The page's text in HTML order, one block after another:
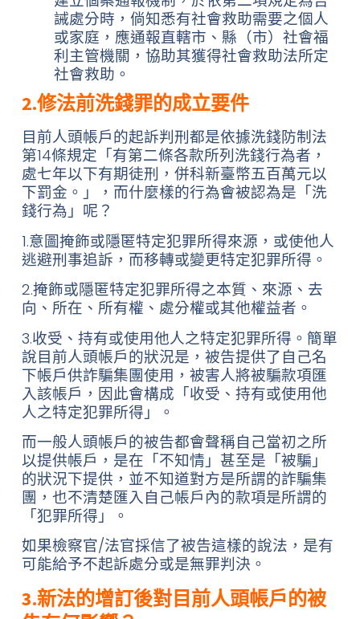
誡處分時，倘知悉有社會救助需要之個人
或家庭，應通報直轄市、縣（市）社會福
利主管機關，協助其獲得社會救助法所定
社會救助。
2.修法前洗錢罪的成立要件
目前人頭帳戶的起訴判刑都是依據洗錢防制法
第14條規定「有第二條各款所列洗錢行為者，
處七年以下有期徒刑，併科新臺幣五百萬元以
下罰金。」，而什麼樣的行為會被認為是「洗
錢行為」呢？
1.意圖掩飾或隱匿特定犯罪所得來源，或使他人
逃避刑事追訴，而移轉或變更特定犯罪所得。
2.掩飾或隱匿特定犯罪所得之本質、來源、去
向、所在、所有權、處分權或其他權益者。
3.收受、持有或使用他人之特定犯罪所得。簡單
說目前人頭帳戶的狀況是，被告提供了自己名
下帳戶供詐騙集團使用，被害人將被騙款項匯
入該帳戶，因此會構成「收受、持有或使用他
人之特定犯罪所得」。
而一般人頭帳戶的被告都會聲稱自己當初之所
以提供帳戶，是在「不知情」甚至是「被騙」
的狀況下提供，並不知道對方是所謂的詐騙集
團，也不清楚匯入自己帳戶內的款項是所謂的
「犯罪所得」。
如果檢察官/法官採信了被告這樣的說法，是有
可能給予不起訴處分或是無罪判決。
3.新法的增訂後對目前人頭帳戶的被